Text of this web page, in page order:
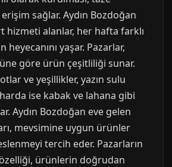
sağlar. Aydın Bozdoğan
hizmeti alanlar, her hafta farklı
heyecanını yaşar. Pazarlar,
göre ürün çeşitliliği sunar.
ve yeşillikler, yazın sulu
ise kabak ve lahana gibi
Aydın Bozdoğan eve gelen
mevsimine uygun ürünler
tercih eder. Pazarların
ürünlerin doğrudan